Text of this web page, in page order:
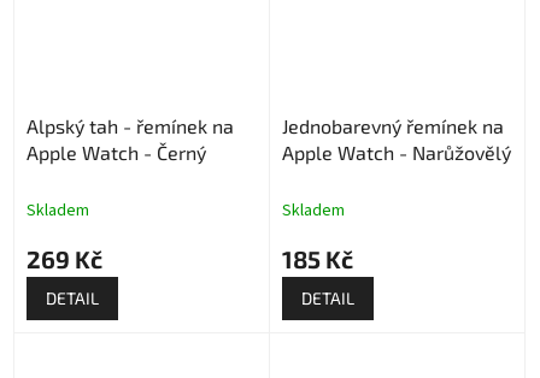
Alpský tah - řemínek na
Apple Watch - Černý
Skladem
269 Kč
DETAIL
Jednobarevný řemínek na
Apple Watch - Narůžovělý
Skladem
185 Kč
DETAIL